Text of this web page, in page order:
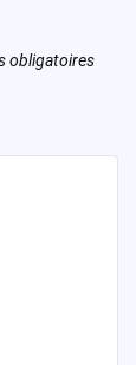
obligatoires